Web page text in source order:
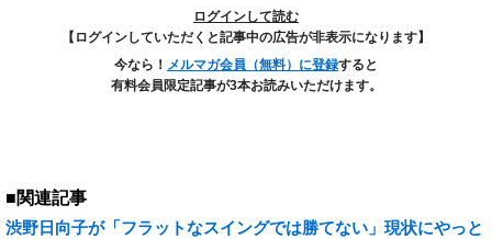
ログインして読む
【ログインしていただくと記事中の広告が非表示になります】
今なら！ メルマガ会員（無料）に登録すると
有料会員限定記事が3本お読みいただけます。
■関連記事
渋野日向子が「フラットなスイングでは勝てない」現状にやっと